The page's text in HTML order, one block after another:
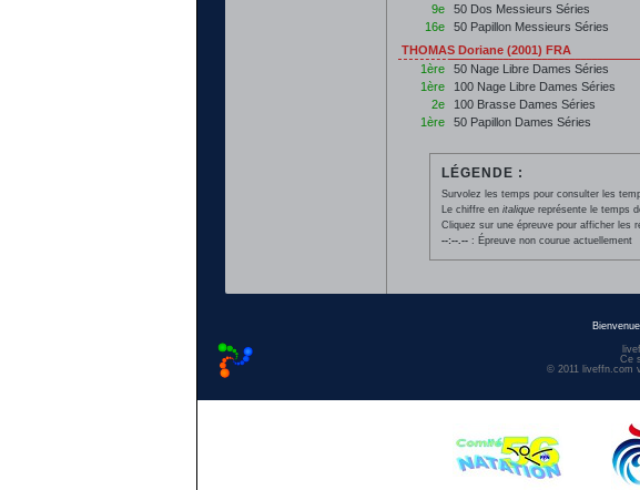
9e 50 Dos Messieurs Séries
16e 50 Papillon Messieurs Séries
THOMAS Doriane (2001) FRA
1ère
50 Nage Libre Dames Séries
1ère 100 Nage Libre Dames Séries
2e 100 Brasse Dames Séries
1ère 50 Papillon Dames Séries
LÉGENDE :
Survolez les temps pour consulter les
Le chiffre en italiquereprésente le temps
Cliquez sur une épreuve pour afficher les
--:--.--: Épreuve non courue actuellement
Bienvenue
Ce
© 2011 liveffn.com